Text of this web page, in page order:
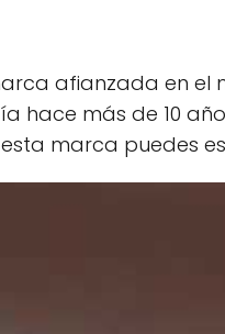
afianzada en el
hace más de 10
marca puedes